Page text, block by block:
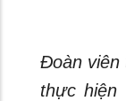
Đoàn viên
thực hiện